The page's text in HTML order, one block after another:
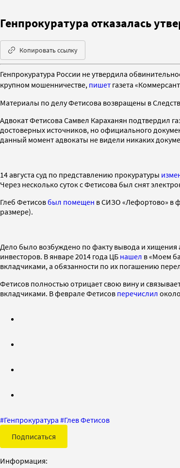
Генпрокуратура отказалась
Копировать ссылку
Генпрокуратура России не утвердила
крупном мошенничестве, пишет газета
Материалы по делу Фетисова возвращены в
Адвокат Фетисова Самвел Караханян подтвердил
достоверных источников, но официального
данный момент адвокаты не видели никаких
14 августа суд по представлению прокуратуры
Через несколько суток с Фетисова был снят
Глеб Фетисовбыл помещен в СИЗО «Лефортово» в
размере).
Дело было возбуждено по факту вывода и хищения
инвесторов. В январе 2014 года ЦБ нашел в «Моем
вкладчиками, а обязанности по их погашению
Фетисов полностью отрицает свою вину и
вкладчиками. В феврале Фетисов перечислил
#Генпрокуратура #Глев Фетисов
Подписаться
Информация: